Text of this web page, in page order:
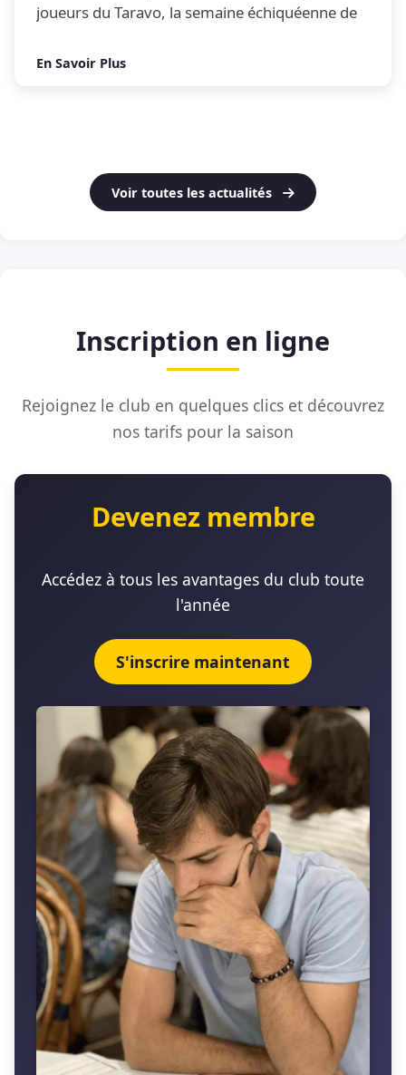
joueurs du Taravo, la semaine échiquéenne de
Open de blitz
En Savoir Plus
Voir toutes les actualités
Inscription en ligne
Rejoignez le club en quelques clics et découvrez
nos tarifs pour la saison
Devenez membre
Accédez à tous les avantages du club toute
l'année
S'inscrire maintenant